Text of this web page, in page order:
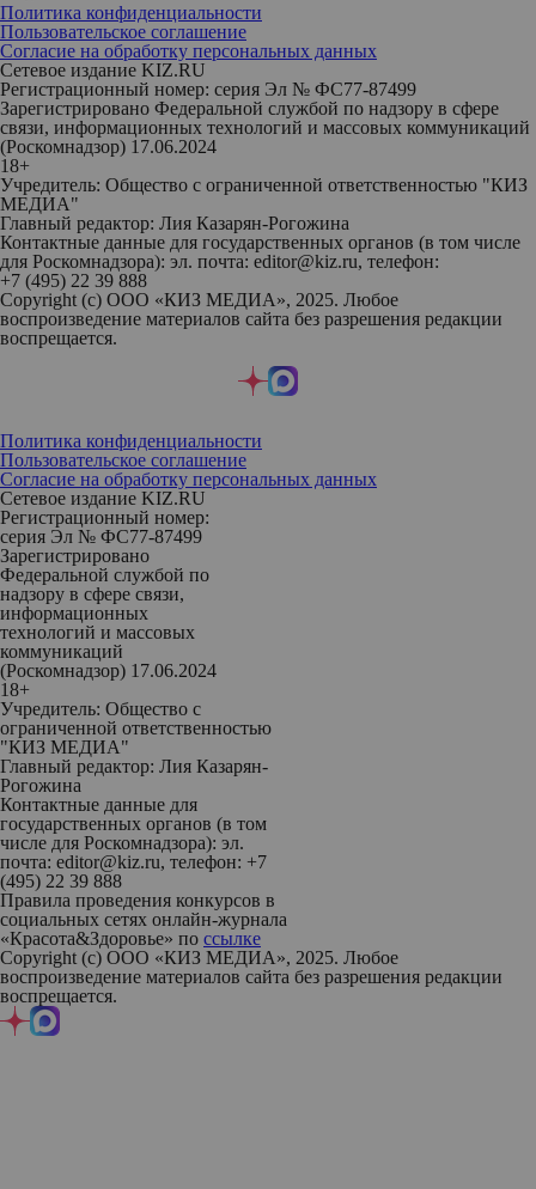
Политика конфиденциальности
Пользовательское соглашение
Согласие на обработку персональных данных
Сетевое издание KIZ.RU
Регистрационный номер: серия Эл № ФС77-87499
Зарегистрировано Федеральной службой по надзору в сфере
связи, информационных технологий и массовых коммуникаций
(Роскомнадзор) 17.06.2024
18+
Учредитель: Общество с ограниченной ответственностью "КИЗ
МЕДИА"
Главный редактор: Лия Казарян-Рогожина
Контактные данные для государственных органов (в том числе
для Роскомнадзора): эл. почта: editor@kiz.ru, телефон:
+7 (495) 22 39 888
Copyright (с) ООО «КИЗ МЕДИА», 2025. Любое
воспроизведение материалов сайта без разрешения редакции
воспрещается.
Политика конфиденциальности
Пользовательское соглашение
Согласие на обработку персональных данных
Сетевое издание KIZ.RU
Регистрационный номер:
серия Эл № ФС77-87499
Зарегистрировано
Федеральной службой по
надзору в сфере связи,
информационных
технологий и массовых
коммуникаций
(Роскомнадзор) 17.06.2024
18+
Учредитель: Общество с
ограниченной ответственностью
"КИЗ МЕДИА"
Главный редактор: Лия Казарян-
Рогожина
Контактные данные для
государственных органов (в том
числе для Роскомнадзора): эл.
почта: editor@kiz.ru, телефон: +7
(495) 22 39 888
Правила проведения конкурсов в
социальных сетях онлайн-журнала
«Красота&Здоровье» по ссылке
Copyright (с) ООО «КИЗ МЕДИА», 2025. Любое
воспроизведение материалов сайта без разрешения редакции
воспрещается.